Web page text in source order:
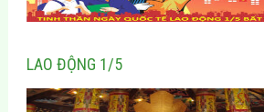
LAO ĐỘNG 1/5